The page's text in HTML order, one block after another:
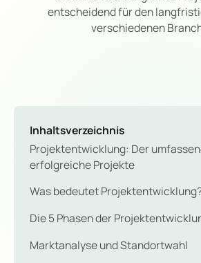
entscheidend für den
verschiedenen
Inhaltsverzeichnis
Projektentwicklung: Der
erfolgreiche Projekte
Was bedeutet
Die 5 Phasen der
Marktanalyse und Standortwahl